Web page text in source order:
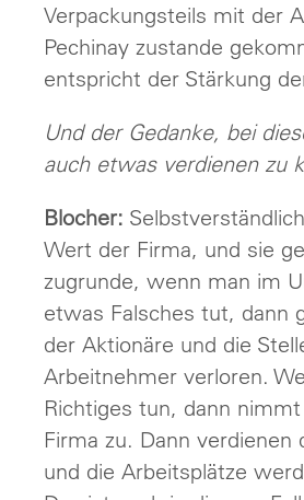
Verpackungsteils mit der
Pechinay zustande
entspricht der Stärkung
Und der Gedanke, bei
auch etwas verdienen zu
Blocher:
Wert der Firma, und sie
zugrunde, wenn man im
etwas Falsches tut, dann
der Aktionäre und die
Arbeitnehmer verloren.
Richtiges tun, dann
Firma zu. Dann verdienen
und die Arbeitsplätze